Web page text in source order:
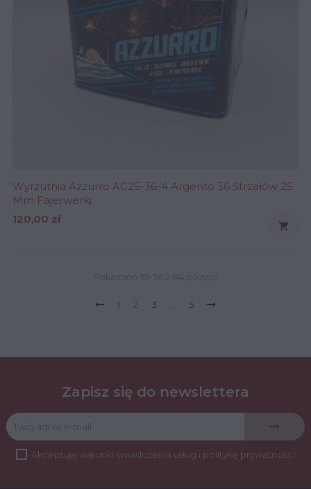
Wyrzutnia Azzurro AC25-36-4 Argento 36 Strzałów 25
Mm Fajerwerki
Cena
120,00 zł

Pokazano 19-36 z 84 pozycji
1 2 3 5
Zapisz się do newslettera
Akceptuję warunki świadczenia usług i politykę prywatności